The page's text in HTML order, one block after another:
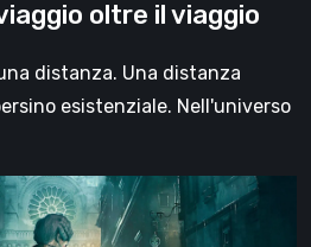
oltre il viaggio
distanza. Una distanza
esistenziale. Nell'universo